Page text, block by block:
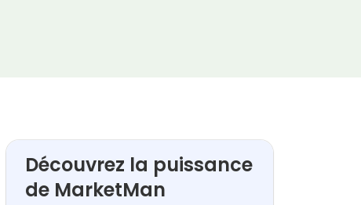
Découvrez la puissance
de MarketMan